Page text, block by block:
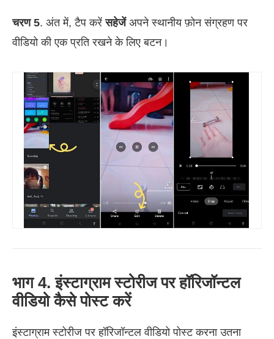
चरण 5. अंत में, टैप करेंसहेजेंअपने स्थानीय फ़ोन संग्रहण पर
वीडियो की एक प्रति रखने के लिए बटन।
भाग 4. इंस्टाग्राम स्टोरीज पर हॉरिजॉन्टल
वीडियो कैसे पोस्ट करें
इंस्टाग्राम स्टोरीज पर हॉरिजॉन्टल वीडियो पोस्ट करना उतना